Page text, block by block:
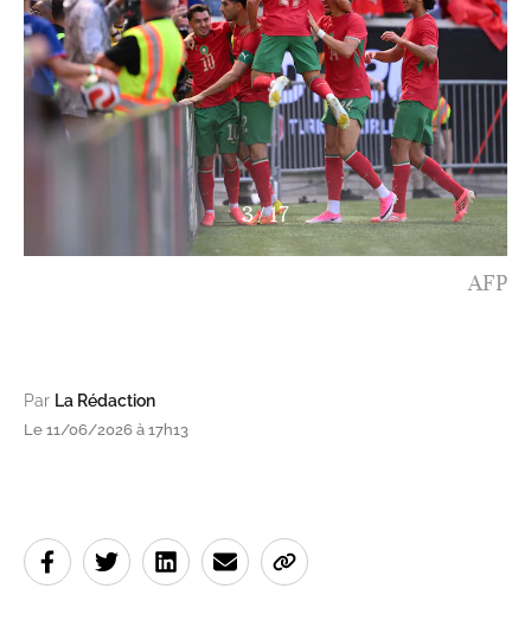
4/17
AFP
Par La Rédaction
Le 11/06/2026 à 17h13